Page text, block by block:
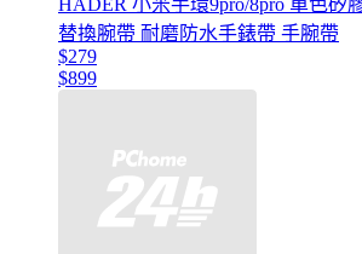
HADER 小米手環9pro/8pro 單色矽
替換腕帶 耐磨防水手錶帶 手腕帶
$279
$899